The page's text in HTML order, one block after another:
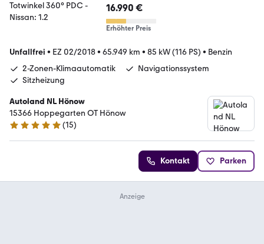
16.990 €
Erhöhter Preis
Unfallfrei • EZ 02/2018• 65.949 km • 85 kW (116 PS) • Benzin
2-Zonen-Klimaautomatik
Navigationssystem
Sitzheizung
Autoland NL Hönow
15366 Hoppegarten OT Hönow
5 Sterne
(15)
Kontakt Parken